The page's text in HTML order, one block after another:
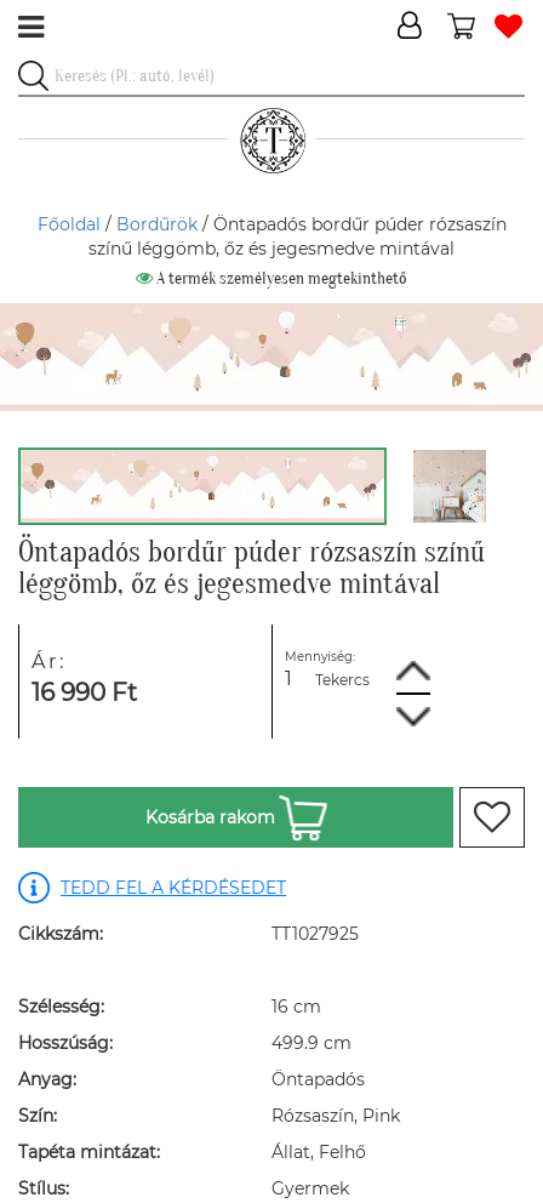
Főoldal / Bordűrök/ Öntapadós bordűr púder rózsaszín
színű léggömb, őz és jegesmedve mintával
A termék személyesen megtekinthető
Öntapadós bordűr púder rózsaszín színű
léggömb, őz és jegesmedve mintával
Ár:
16 990 Ft
Mennyiség:
Tekercs
Kosárba rakom
TEDD FEL A KÉRDÉSEDET
Cikkszám: TT1027925
Szélesség:
16 cm
Hosszúság:
499.9 cm
Anyag:
Öntapadós
Szín:
Rózsaszín, Pink
Tapéta mintázat:
Állat, Felhő
Stílus:
Gyermek